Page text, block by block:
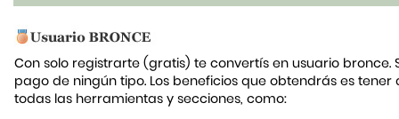
Con solo registrarte (gratis) te convertís en usuario bronce.
pago de ningún tipo. Los beneficios que obtendrás es tener
todas las herramientas y secciones, como: